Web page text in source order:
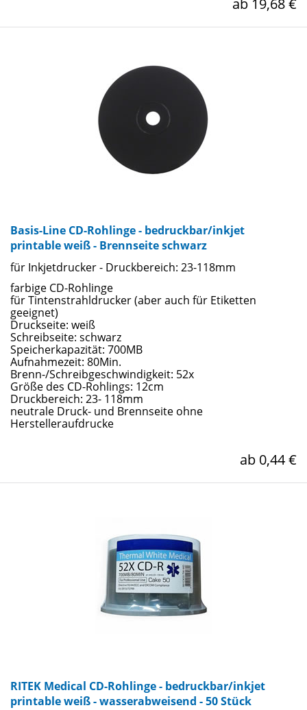
ab 19,68 €
Basis-Line CD-Rohlinge - bedruckbar/inkjet
printable weiß - Brennseite schwarz
für Inkjetdrucker - Druckbereich: 23-118mm
farbige CD-Rohlinge
für Tintenstrahldrucker (aber auch für Etiketten
geeignet)
Druckseite: weiß
Schreibseite: schwarz
Speicherkapazität: 700MB
Aufnahmezeit: 80Min.
Brenn-/Schreibgeschwindigkeit: 52x
Größe des CD-Rohlings: 12cm
Druckbereich: 23- 118mm
neutrale Druck- und Brennseite ohne
Herstelleraufdrucke
ab 0,44 €
RITEK Medical CD-Rohlinge - bedruckbar/inkjet
printable weiß - wasserabweisend - 50 Stück